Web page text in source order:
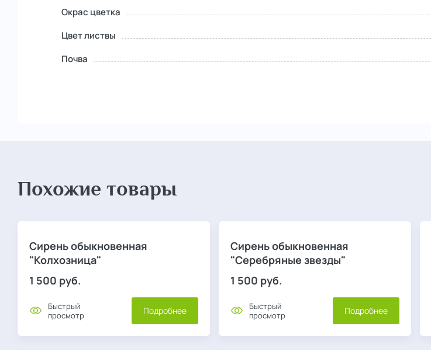
Окрас цветка
Цвет листвы
Почва
Похожие товары
Сирень обыкновенная
"Колхозница"
1 500 руб.
Быстрый
просмотр
Подробнее
Сирень обыкновенная
"Серебряные звезды"
1 500 руб.
Быстрый
просмотр
Подробнее